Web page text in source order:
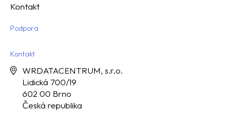
Kontakt
Podpora
Kontakt
WRDATACENTRUM, s.r.o.
Lidická 700/19
602 00 Brno
Česká republika